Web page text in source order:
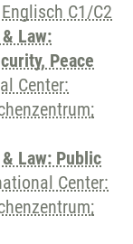
Englisch C1/C2
Law:
Peace
Center:
Law: Public
Center: